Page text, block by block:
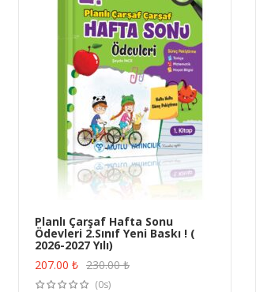
ÜRÜN SATIN AL
Planlı Çarşaf Hafta Sonu
Ödevleri 2.Sınıf Yeni Baskı ! (
2026-2027 Yılı)
207.00 ₺ 230.00₺
(0s)